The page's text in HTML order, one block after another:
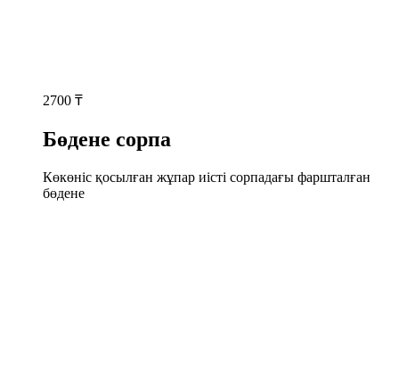
2700 ₸
Бөдене сорпа
Көкөніс қосылған жұпар иісті сорпадағы фаршталған
бөдене